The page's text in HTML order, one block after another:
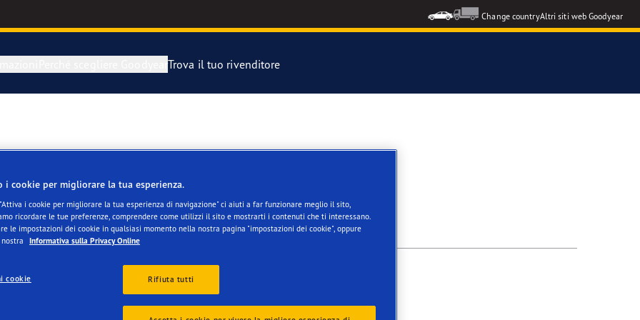
Change countryAltri siti web Goodyear
di scorta
Perché scegliere Goodyear
Goodyear Eagle
Trova il tuo rivenditore
i cookie per migliorare la tua esperienza.
i cookie per migliorare la tua esperienza di navigazione" ci aiuti a far funzionare meglio il sito,
ricordare le tue preferenze, comprendere come utilizzi il sito e mostrarti i contenuti che ti interessano.
le impostazioni dei cookie in qualsiasi momento nella nostra pagina "impostazioni dei cookie", oppure
Informativa sulla Privacy Online
cookie Rifiuta tutti